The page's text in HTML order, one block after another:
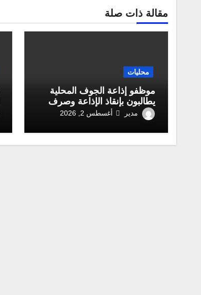
مقالة ذات صلة
محليات
موظفو إذاعة الجوف المحلية
يطالبون بإنقاذ الإذاعة وصرف
مستحقاتهم المالية
مدير أغسطس 2, 2026